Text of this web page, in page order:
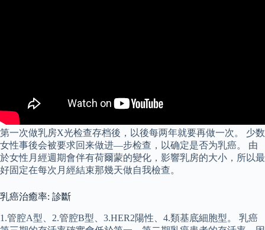
第一次做乳房X光检查存档後，以後每两年就要再做一次。 少数
女性事後会被要求回来做进—步检查，以确定是否为乳癌。 由
於女性月經週期會伴有荷爾蒙的變化，影響乳房的大小，所以最
好固定在每次月經結束那幾天做自我檢查。
乳癌治癒率: 診斷
1.管腔A型、2.管腔B型、3.HER2陽性、4.類基底細胞型。 乳癌